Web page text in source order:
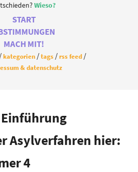
Wieso?
START
MACH MIT!
kategorien tags
rss feed
& datenschutz
Asylverfahren hier:
4